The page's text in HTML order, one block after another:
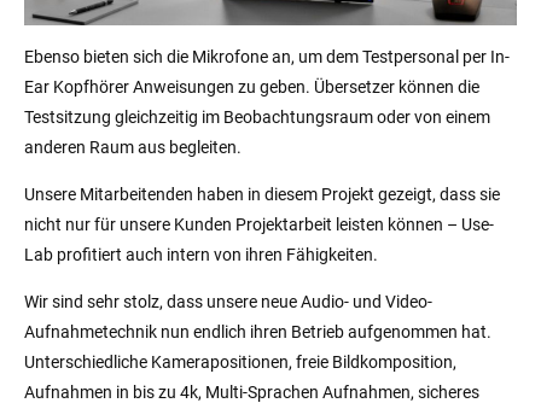
Ebenso bieten sich die Mikrofone an, um dem Testpersonal per In-
Ear Kopfhörer Anweisungen zu geben. Übersetzer können die
Testsitzung gleichzeitig im Beobachtungsraum oder von einem
anderen Raum aus begleiten.
Unsere Mitarbeitenden haben in diesem Projekt gezeigt, dass sie
nicht nur für unsere Kunden Projektarbeit leisten können – Use-
Lab profitiert auch intern von ihren Fähigkeiten.
Wir sind sehr stolz, dass unsere neue Audio- und Video-
Aufnahmetechnik nun endlich ihren Betrieb aufgenommen hat.
Unterschiedliche Kamerapositionen, freie Bildkomposition,
Aufnahmen in bis zu 4k, Multi-Sprachen Aufnahmen, sicheres